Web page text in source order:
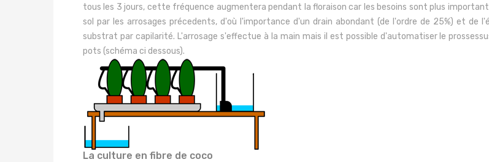
tous les 3 jours, cette fréquence augmentera pendant la floraison car les besoins sont plus
sol par les arrosages précedents, d'où l'importance d'un drain abondant (de l'ordre de 25%) et
substrat par capilarité. L'arrosage s'effectue à la main mais il est possible d'automatiser le
pots (schéma ci dessous).
La culture en fibre de coco